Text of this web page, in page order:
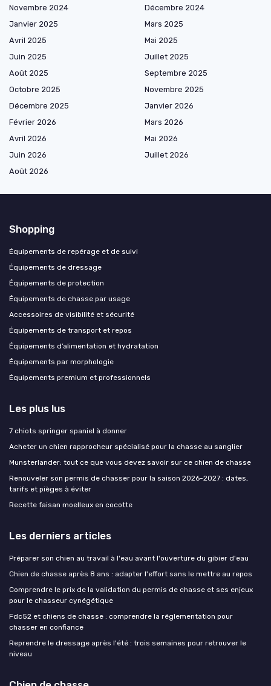
Novembre 2024
Décembre 2024
Janvier 2025
Mars 2025
Avril 2025
Mai 2025
Juin 2025
Juillet 2025
Août 2025
Septembre 2025
Octobre 2025
Novembre 2025
Décembre 2025
Janvier 2026
Février 2026
Mars 2026
Avril 2026
Mai 2026
Juin 2026
Juillet 2026
Août 2026
Shopping
Équipements de repérage et de suivi
Équipements de dressage
Équipements de protection
Équipements de chasse par usage
Accessoires de visibilité et sécurité
Équipements de transport et repos
Équipements d’alimentation et hydratation
Équipements par morphologie
Équipements premium et professionnels
Les plus lus
7 chiots springer spaniel à donner
Acheter un chien rapprocheur spécialisé pour la chasse au sanglier
Munsterlander: tout ce que vous devez savoir sur ce chien de chasse
Renouveler son permis de chasser pour la saison 2026-2027 : dates,
tarifs et pièges à éviter
Recette faisan moelleux en cocotte
Les derniers articles
Préparer son chien au travail à l'eau avant l'ouverture du gibier d'eau
Chien de chasse après 8 ans : adapter l'effort sans le mettre au repos
Comprendre le prix de la validation du permis de chasse et ses enjeux
pour le chasseur cynégétique
Fdc52 et chiens de chasse : comprendre la réglementation pour
chasser en confiance
Reprendre le dressage après l'été : trois semaines pour retrouver le
niveau